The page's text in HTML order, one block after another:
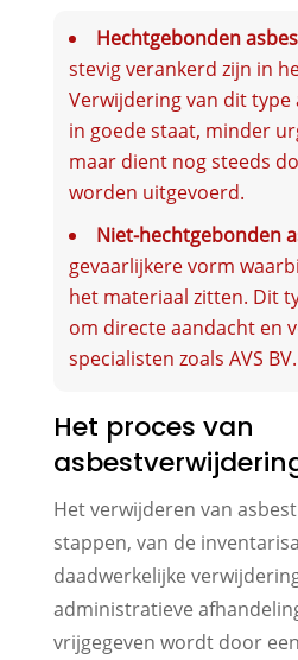
Hechtgebonden
stevig verankerd zijn in
Verwijdering van dit type
in goede staat, minder
maar dient nog steeds
worden uitgevoerd.
Niet-hechtgebonden
gevaarlijkere vorm
het materiaal zitten. Dit
om directe aandacht en
specialisten zoals AVS BV.
Het proces van
Het verwijderen van
stappen, van de
daadwerkelijke
administratieve
vrijgegeven wordt door